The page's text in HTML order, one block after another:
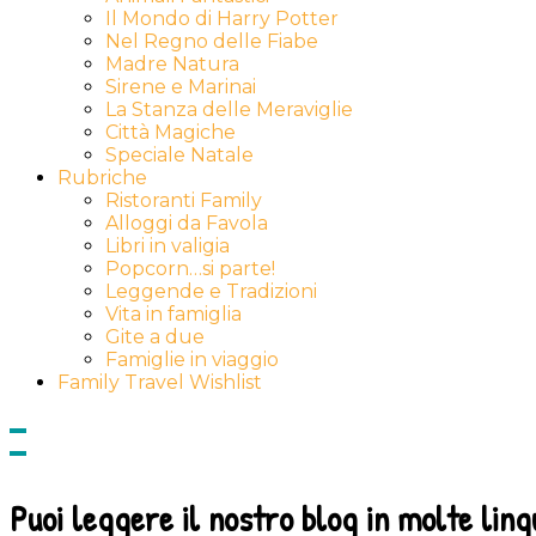
Il Mondo di Harry Potter
Nel Regno delle Fiabe
Madre Natura
Sirene e Marinai
La Stanza delle Meraviglie
Città Magiche
Speciale Natale
Rubriche
Ristoranti Family
Alloggi da Favola
Libri in valigia
Popcorn…si parte!
Leggende e Tradizioni
Vita in famiglia
Gite a due
Famiglie in viaggio
Family Travel Wishlist
Show
side
Hide
Puoi leggere il nostro blog in molte